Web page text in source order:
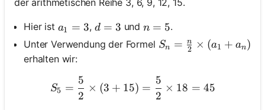
der arithmetischen Reihe 3, 6, 9, 12, 15.
Hier ist a_1 = 3
a1 = 3, d = 3
d = 3 undn = 5
n = 5.
Unter Verwendung der Formel S_n = \frac{n}{2}
Sn = 2
n × (a1 + an)
erhalten wir:
S_5 = \frac{5}{2} \times
S5 =
2
5
× (3 + 15) =
2
5
× 18 = 45